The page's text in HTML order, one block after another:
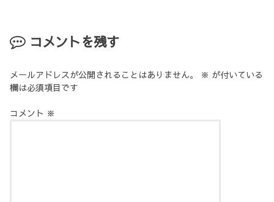
コメントを残す
メールアドレスが公開されることはありません。 ※ が付いている
欄は必須項目です
コメント ※